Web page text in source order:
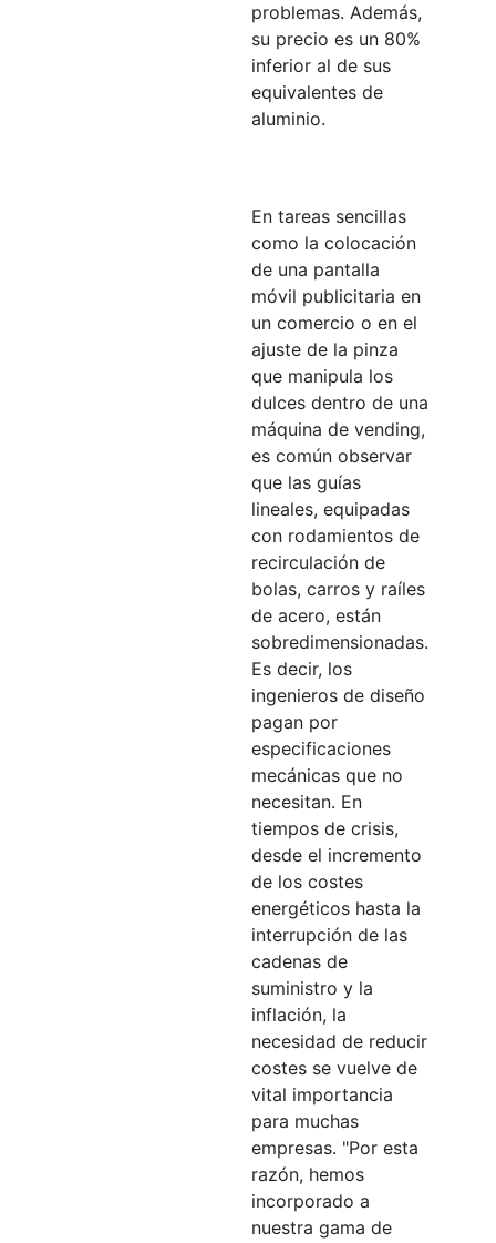
problemas. Además,
su precio es un 80%
inferior al de sus
equivalentes de
aluminio.
En tareas sencillas
como la colocación
de una pantalla
móvil publicitaria en
un comercio o en el
ajuste de la pinza
que manipula los
dulces dentro de una
máquina de vending,
es común observar
que las guías
lineales, equipadas
con rodamientos de
recirculación de
bolas, carros y raíles
de acero, están
sobredimensionadas.
Es decir, los
ingenieros de diseño
pagan por
especificaciones
mecánicas que no
necesitan. En
tiempos de crisis,
desde el incremento
de los costes
energéticos hasta la
interrupción de las
cadenas de
suministro y la
inflación, la
necesidad de reducir
costes se vuelve de
vital importancia
para muchas
empresas. "Por esta
razón, hemos
incorporado a
nuestra gama de